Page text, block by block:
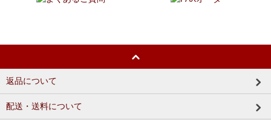
返品について
配送・送料について